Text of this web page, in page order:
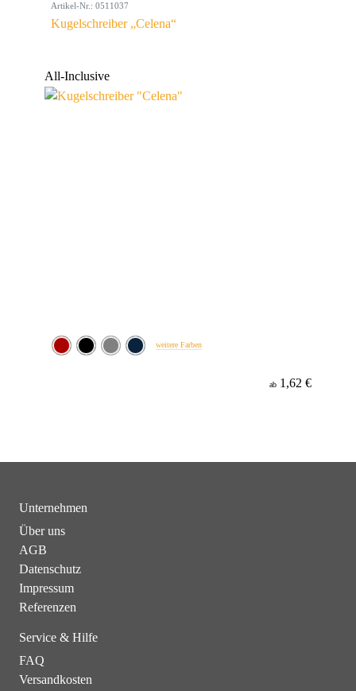
Farbe
Artikel-Nr.: 0511037
Kugelschreiber „Celena“
All-Inclusive
weitere Farben
ab 1,62 €
Unternehmen
Über uns
AGB
Datenschutz
Impressum
Referenzen
Service & Hilfe
FAQ
Versandkosten